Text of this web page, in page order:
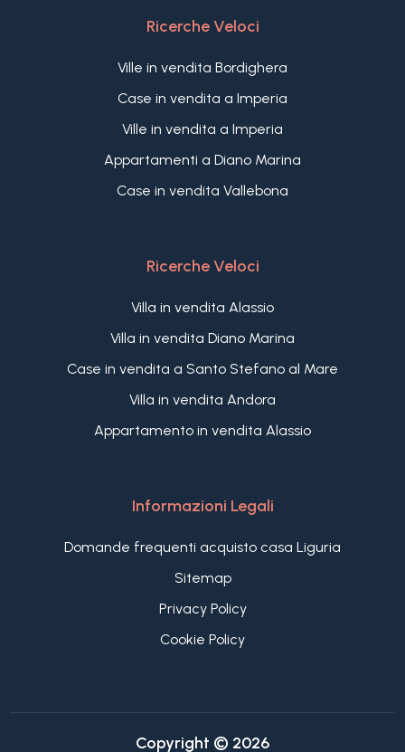
Ricerche Veloci
Ville in vendita Bordighera
Case in vendita a Imperia
Ville in vendita a Imperia
Appartamenti a Diano Marina
Case in vendita Vallebona
Ricerche Veloci
Villa in vendita Alassio
Villa in vendita Diano Marina
Case in vendita a Santo Stefano al Mare
Villa in vendita Andora
Appartamento in vendita Alassio
Informazioni Legali
Domande frequenti acquisto casa Liguria
Sitemap
Privacy Policy
Cookie Policy
Copyright © 2026